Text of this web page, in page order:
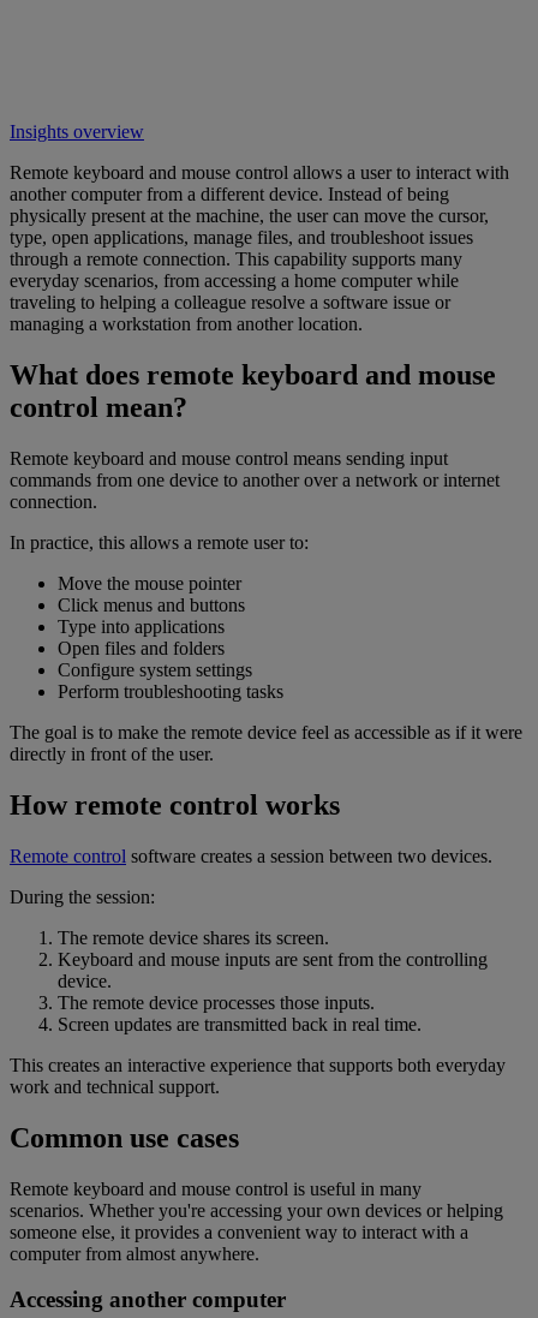
Insights overview
Remote keyboard and mouse control allows a user to interact with
another computer from a different device. Instead of being
physically present at the machine, the user can move the cursor,
type, open applications, manage files, and troubleshoot issues
through a remote connection. This capability supports many
everyday scenarios, from accessing a home computer while
traveling to helping a colleague resolve a software issue or
managing a workstation from another location.
What does remote keyboard and mouse
control mean?
Remote keyboard and mouse control means sending input
commands from one device to another over a network or internet
connection.
In practice, this allows a remote user to:
Move the mouse pointer
Click menus and buttons
Type into applications
Open files and folders
Configure system settings
Perform troubleshooting tasks
The goal is to make the remote device feel as accessible as if it were
directly in front of the user.
How remote control works
Remote control software creates a session between two devices.
During the session:
The remote device shares its screen.
Keyboard and mouse inputs are sent from the controlling
device.
The remote device processes those inputs.
Screen updates are transmitted back in real time.
This creates an interactive experience that supports both everyday
work and technical support.
Common use cases
Remote keyboard and mouse control is useful in many
scenarios. Whether you're accessing your own devices or helping
someone else, it provides a convenient way to interact with a
computer from almost anywhere.
Accessing another computer